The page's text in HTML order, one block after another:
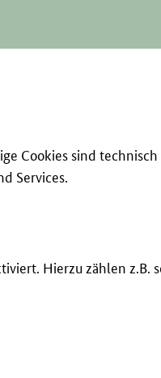
Cookies sind
Services.
Hierzu zählen z.B.